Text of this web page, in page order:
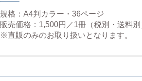
規格：A4判カラー・36ページ
販売価格：1,500円／1冊（税別・送料別
※直販のみのお取り扱いとなります。